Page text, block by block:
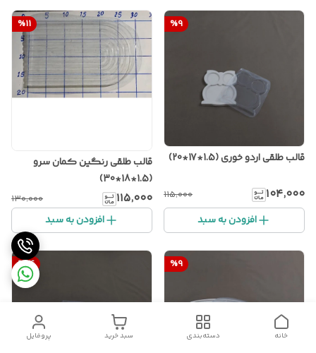
%9
قالب طلقی اردو خوری (1.5*17*20)
۱۰۴٬۰۰۰ ۱۱۵٬۰۰۰
افزودن به سبد
%11
قالب طلقی رنگین کمان سرو
(1.5*18*30)
۱۱۵٬۰۰۰ ۱۳۰٬۰۰۰
افزودن به سبد
%9
%14
پروفایل سبد خرید دسته‌بندی خانه